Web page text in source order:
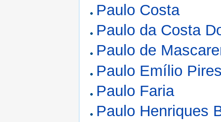
Paulo Costa
Paulo da Costa
Paulo de
Paulo Emílio
Paulo Faria
Paulo Henriques